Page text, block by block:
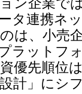
ン企業で
タ連携ネ
は、小売
ラットフ
優先順位
計」にシ